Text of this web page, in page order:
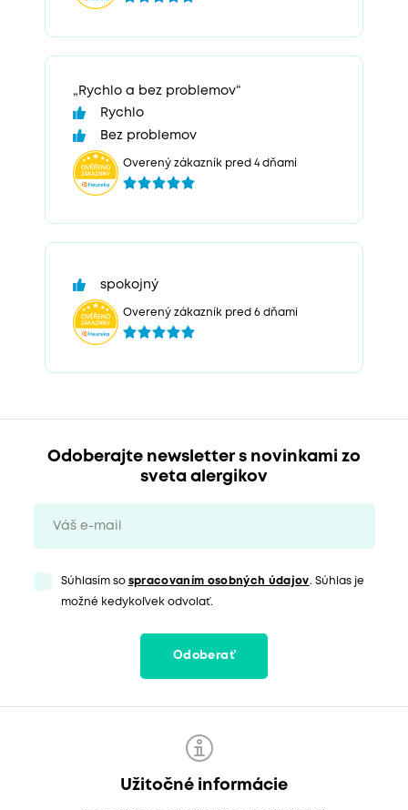
„Rychlo a bez problemov“
Rychlo
Bez problemov
Overený zákazník pred 4 dňami
spokojný
Overený zákazník pred 6 dňami
Odoberajte newsletter s novinkami zo
sveta alergikov
Súhlasím so spracovaním osobných údajov. Súhlas je
možné kedykoľvek odvolať.
Odoberať
Užitočné informácie